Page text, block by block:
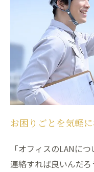
お困りごとを気軽
「オフィスのLANに
連絡すれば良いんだろ